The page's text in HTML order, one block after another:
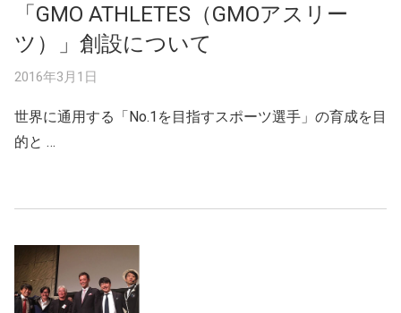
「GMO ATHLETES（GMOアスリー
ツ）」創設について
2016年3月1日
世界に通用する「No.1を目指すスポーツ選手」の育成を目
的と …